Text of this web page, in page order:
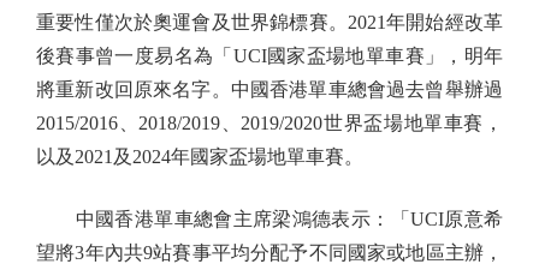
重要性僅次於奧運會及世界錦標賽。2021年開始經改革
後賽事曾一度易名為「UCI國家盃場地單車賽」，明年
將重新改回原來名字。中國香港單車總會過去曾舉辦過
2015/2016、2018/2019、2019/2020世界盃場地單車賽，
以及2021及2024年國家盃場地單車賽。
中國香港單車總會主席梁鴻德表示：「UCI原意希
望將3年內共9站賽事平均分配予不同國家或地區主辦，